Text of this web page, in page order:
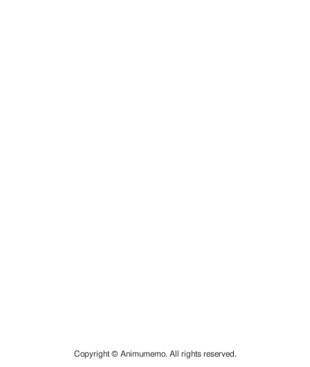
Copyright © Animumemo. All rights reserved.